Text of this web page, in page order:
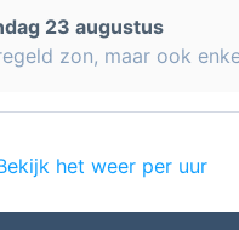
23 augustus
zon, maar ook
het weer per uur